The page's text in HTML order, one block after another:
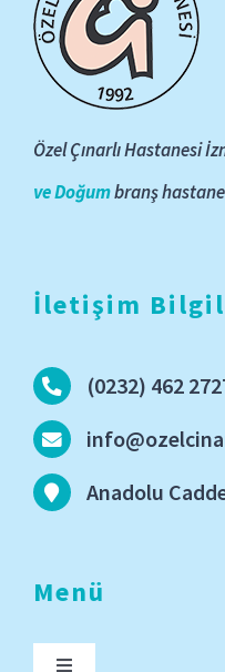
Özel Çınarlı Hastanesi
ve Doğumbranş
İletişim
(0232) 462
Anadolu
Menü